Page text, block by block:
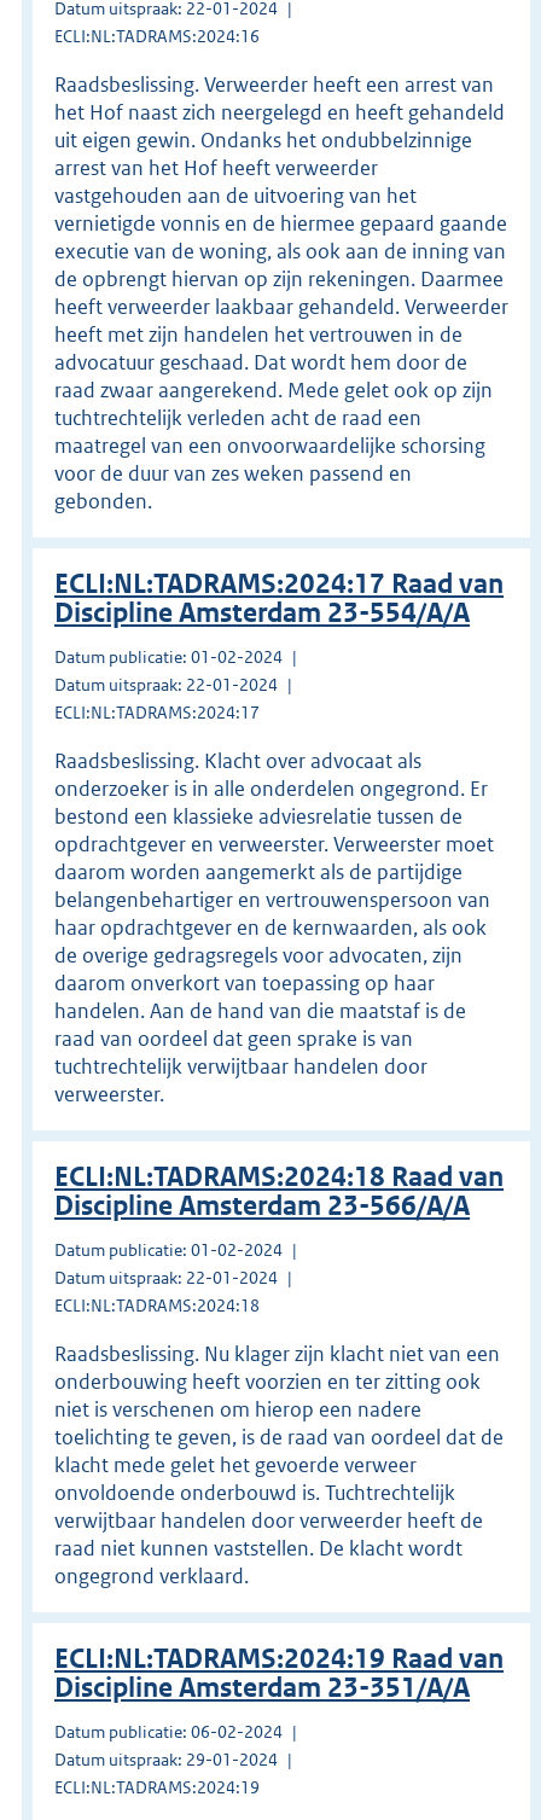
Datum uitspraak: 22-01-2024
ECLI:NL:TADRAMS:2024:16
Raadsbeslissing. Verweerder heeft een arrest van
het Hof naast zich neergelegd en heeft gehandeld
uit eigen gewin. Ondanks het ondubbelzinnige
arrest van het Hof heeft verweerder
vastgehouden aan de uitvoering van het
vernietigde vonnis en de hiermee gepaard gaande
executie van de woning, als ook aan de inning van
de opbrengt hiervan op zijn rekeningen. Daarmee
heeft verweerder laakbaar gehandeld. Verweerder
heeft met zijn handelen het vertrouwen in de
advocatuur geschaad. Dat wordt hem door de
raad zwaar aangerekend. Mede gelet ook op zijn
tuchtrechtelijk verleden acht de raad een
maatregel van een onvoorwaardelijke schorsing
voor de duur van zes weken passend en
gebonden.
ECLI:NL:TADRAMS:2024:17 Raad van
Discipline Amsterdam 23-554/A/A
Datum publicatie: 01-02-2024
Datum uitspraak: 22-01-2024
ECLI:NL:TADRAMS:2024:17
Raadsbeslissing. Klacht over advocaat als
onderzoeker is in alle onderdelen ongegrond. Er
bestond een klassieke adviesrelatie tussen de
opdrachtgever en verweerster. Verweerster moet
daarom worden aangemerkt als de partijdige
belangenbehartiger en vertrouwenspersoon van
haar opdrachtgever en de kernwaarden, als ook
de overige gedragsregels voor advocaten, zijn
daarom onverkort van toepassing op haar
handelen. Aan de hand van die maatstaf is de
raad van oordeel dat geen sprake is van
tuchtrechtelijk verwijtbaar handelen door
verweerster.
ECLI:NL:TADRAMS:2024:18 Raad van
Discipline Amsterdam 23-566/A/A
Datum publicatie: 01-02-2024
Datum uitspraak: 22-01-2024
ECLI:NL:TADRAMS:2024:18
Raadsbeslissing. Nu klager zijn klacht niet van een
onderbouwing heeft voorzien en ter zitting ook
niet is verschenen om hierop een nadere
toelichting te geven, is de raad van oordeel dat de
klacht mede gelet het gevoerde verweer
onvoldoende onderbouwd is. Tuchtrechtelijk
verwijtbaar handelen door verweerder heeft de
raad niet kunnen vaststellen. De klacht wordt
ongegrond verklaard.
ECLI:NL:TADRAMS:2024:19 Raad van
Discipline Amsterdam 23-351/A/A
Datum publicatie: 06-02-2024
Datum uitspraak: 29-01-2024
ECLI:NL:TADRAMS:2024:19